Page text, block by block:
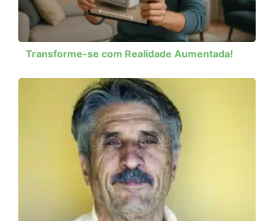
Transforme-se com Realidade Aumentada!